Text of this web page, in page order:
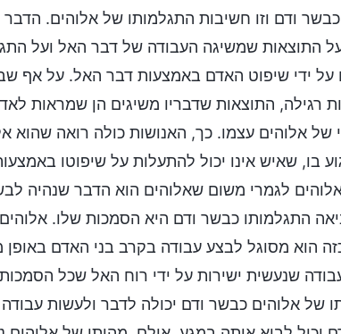
ודם וזו חשיבות התגלמותו של אלוהים. הדבר
התוצאות שמשיגה העבודה של דבר האל ועל
על ידי שיפוט האדם באמצעות דבר האל. על אף
רגילה, התוצאות שדבריו משיגים הן שמראות
של אלוהים עצמו. כך, האנושות כולה רואה שהוא
שאיש אינו יכול להתעלות על שיפוטו באמצעות
לגמרי משום שאלוהים הוא הדבר שנהיה
התגלמותו כבשר ודם היא הסמכות שלו.
הוא מסוגל לבצע עבודה בקרב בני האדם באופן
שנעשית ישירות על ידי רוח האל שכל
של אלוהים כבשר ודם יכולה לדבר ולעשות